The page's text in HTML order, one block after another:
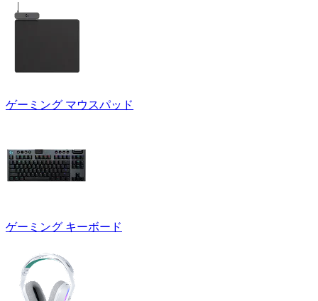
ゲーミング マウスパッド
ゲーミング キーボード